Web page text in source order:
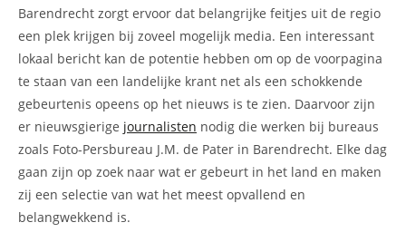
Barendrecht zorgt ervoor dat belangrijke feitjes uit de regio
een plek krijgen bij zoveel mogelijk media. Een interessant
lokaal bericht kan de potentie hebben om op de voorpagina
te staan van een landelijke krant net als een schokkende
gebeurtenis opeens op het nieuws is te zien. Daarvoor zijn
er nieuwsgierige journalisten nodig die werken bij bureaus
zoals Foto-Persbureau J.M. de Pater in Barendrecht. Elke dag
gaan zijn op zoek naar wat er gebeurt in het land en maken
zij een selectie van wat het meest opvallend en
belangwekkend is.